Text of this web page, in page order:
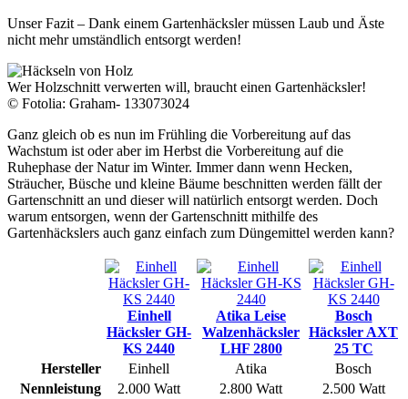
Unser Fazit – Dank einem Gartenhäcksler müssen Laub und Äste
nicht mehr umständlich entsorgt werden!
Wer Holzschnitt verwerten will, braucht einen Gartenhäcksler!
© Fotolia: Graham- 133073024
Ganz gleich ob es nun im Frühling die Vorbereitung auf das
Wachstum ist oder aber im Herbst die Vorbereitung auf die
Ruhephase der Natur im Winter. Immer dann wenn Hecken,
Sträucher, Büsche und kleine Bäume beschnitten werden fällt der
Gartenschnitt an und dieser will natürlich entsorgt werden. Doch
warum entsorgen, wenn der Gartenschnitt mithilfe des
Gartenhäckslers auch ganz einfach zum Düngemittel werden kann?
Einhell
Häcksler GH-
KS 2440
Atika Leise
Walzenhäcksler
LHF 2800
Bosch
Häcksler AXT
25 TC
Hersteller
Einhell Atika
Bosch
Nennleistung
2.000 Watt 2.800 Watt
2.500 Watt